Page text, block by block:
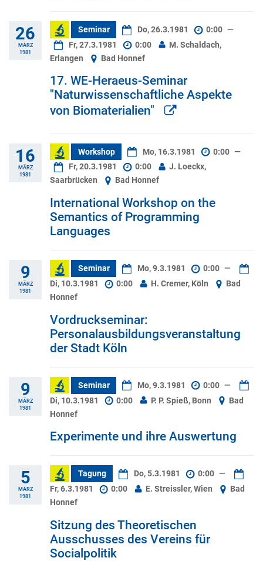
26
MÄRZ
1981
Seminar Do, 26.3.1981 0:00 —
Fr, 27.3.1981
0:00
M. Schaldach,
Erlangen
Bad Honnef
17. WE-Heraeus-Seminar
"Naturwissenschaftliche Aspekte
von Biomaterialien"
16
MÄRZ
1981
Workshop Mo, 16.3.1981 0:00 —
Fr, 20.3.1981
0:00
J. Loeckx,
Saarbrücken
Bad Honnef
International Workshop on the
Semantics of Programming
Languages
9
MÄRZ
1981
Seminar Mo, 9.3.1981 0:00 —
Di, 10.3.1981
0:00 H. Cremer, Köln
Bad
Honnef
Vordruckseminar:
Personalausbildungsveranstaltung
der Stadt Köln
9
MÄRZ
1981
Seminar Mo, 9.3.1981 0:00 —
Di, 10.3.1981
0:00 P. P. Spieß, Bonn
Bad
Honnef
Experimente und ihre Auswertung
5
MÄRZ
1981
Tagung Do, 5.3.1981 0:00 —
Fr, 6.3.1981
0:00 E. Streissler, Wien
Bad
Honnef
Sitzung des Theoretischen
Ausschusses des Vereins für
Socialpolitik